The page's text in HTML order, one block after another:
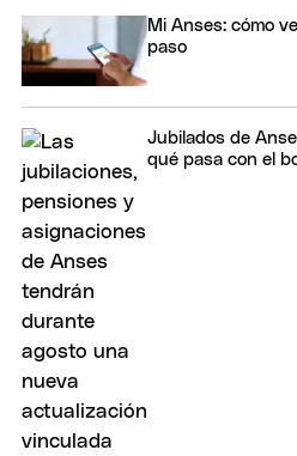
Mi Anses: cómo
paso
Jubilados de
qué pasa con el